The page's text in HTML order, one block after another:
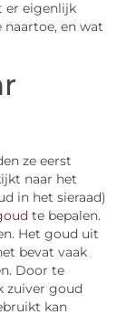
er eigenlijk
naartoe, en wat
ze eerst
naar het
in het sieraad)
te bepalen.
Het goud uit
bevat vaak
Door te
zuiver goud
kan